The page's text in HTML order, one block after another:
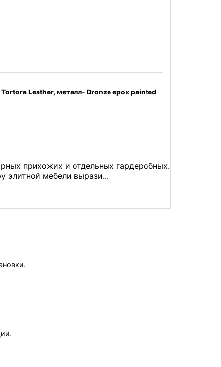
прихожих и отдельных гардеробных.
элитной мебели вырази...
Leather, металл- Bronze epox painted